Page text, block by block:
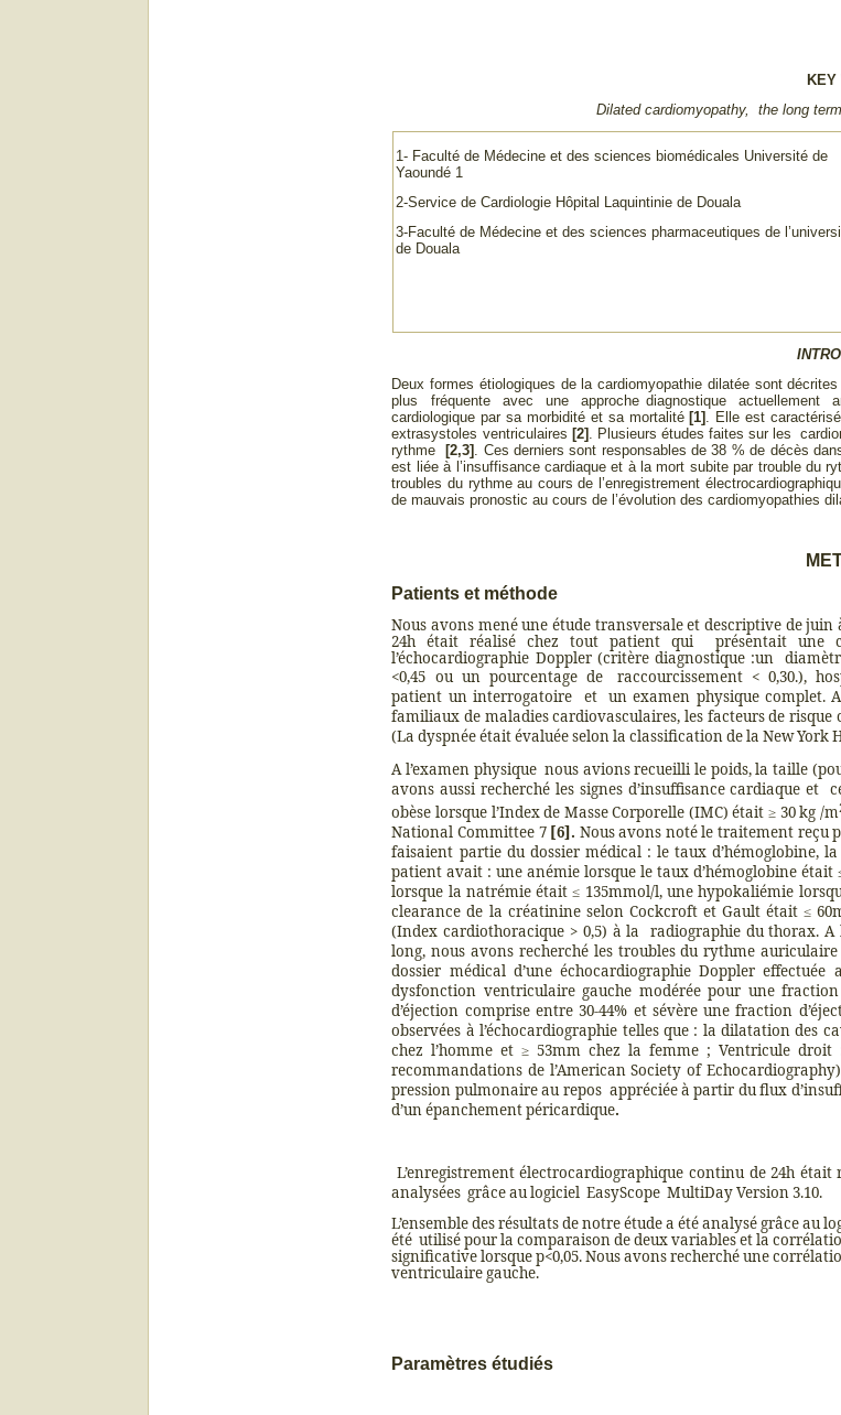
KEY
Dilated cardiomyopathy, the long
1- Faculté de Médecine et des sciences biomédicales Université de
Yaoundé 1
2-Service de Cardiologie Hôpital Laquintinie de Douala
3-Faculté de Médecine et des sciences pharmaceutiques de
de Douala
Deux formes étiologiques de la cardiomyopathie dilatée sont
plus fréquente avec une approche diagnostique actuellement
cardiologique par sa morbidité et sa mortalité[1] . Elle est
extrasystoles ventriculaires [2]. Plusieurs études faites sur les
rythme[2,3] . Ces derniers sont responsables de 38 % de décès
est liée à l’insuffisance cardiaque et à la mort subite par trouble du
troubles du rythme au cours de l’enregistrement
de mauvais pronostic au cours de l’évolution des cardiomyopathies
Patients et méthode
Nous avons mené une étude transversale et descriptive de
24h était réalisé chez tout patient qui
présentait une
l’échocardiographie Doppler (critère diagnostique :un
<0,45 ou un pourcentage de raccourcissement < 0,30.),
patient un interrogatoire
et un examen physique complet.
familiaux de maladies cardiovasculaires, les facteurs de
(La dyspnée était évaluée selon la classification de la New York
A l’examen physique nous avions recueilli le poids, la taille
avons aussi recherché les signes d’insuffisance cardiaque et
obèse lorsque l’Index de Masse Corporelle (IMC) était ≥ 30 kg /m
National Committee 7 [6]. Nous avons noté le traitement reçu
faisaient partie du dossier médical : le taux d’hémoglobine,
patient avait : une anémie lorsque le taux d’hémoglobine était
lorsque la natrémie était ≤ 135mmol/l, une hypokaliémie
clearance de la créatinine selon Cockcroft et Gault était ≤
(Index cardiothoracique > 0,5) à la
radiographie du thorax. A
long, nous avons recherché les troubles du rythme
dossier médical d’une échocardiographie Doppler
dysfonction ventriculaire gauche modérée pour une
d’éjection comprise entre 30-44% et sévère une fraction
observées à l’échocardiographie telles que : la dilatation des
chez l’homme et ≥ 53mm chez la femme ; Ventricule
recommandations de l’American Society of
pression pulmonaire au repos appréciée à partir du flux
d’un épanchement péricardique.
L’enregistrement électrocardiographique continu de 24h
analysées grâce au logiciel EasyScope MultiDay Version 3.10.
L’ensemble des résultats de notre étude a été analysé grâce au
été utilisé pour la comparaison de deux variables et la
significative lorsque p<0,05. Nous avons recherché une
ventriculaire gauche.
Paramètres étudiés